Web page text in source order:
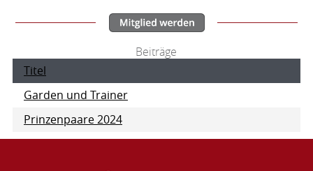
Beiträge
Titel
Garden und Trainer
Prinzenpaare 2024